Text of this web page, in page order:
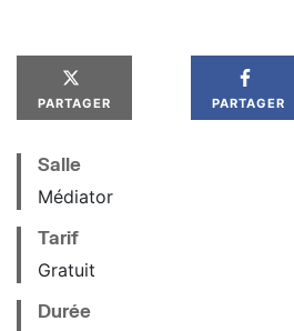
PARTAGER PARTAGER
Salle
Médiator
Tarif
Gratuit
Durée